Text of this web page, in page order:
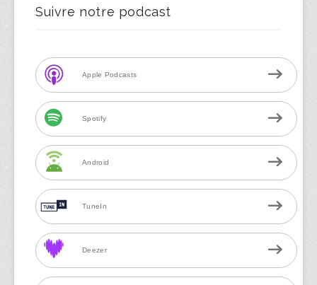
Suivre notre podcast
Apple Podcasts
Spotify
Android
TuneIn
Deezer